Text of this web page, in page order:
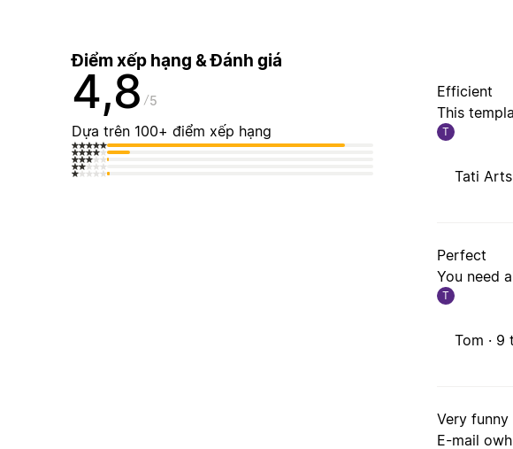
Điểm xếp hạng & Đánh giá
4,8 5
Dựa trên 100+ điểm xếp hạng
Efficient
This
T
Tati Arts
Perfect
You need
T
Tom · 9
Very funny
E-mail